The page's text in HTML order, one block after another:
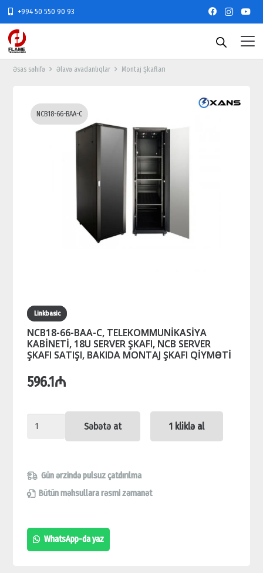
+994 50 550 90 93
Əsas səhifə Əlavə avadanlıqlar Montaj Şkafları
NCB18-66-BAA-C
Linkbasic
NCB18-66-BAA-C, TELEKOMMUNİKASİYA
KABİNETİ, 18U SERVER ŞKAFI, NCB SERVER
ŞKAFI SATIŞI, BAKIDA MONTAJ ŞKAFI QİYMƏTİ
596.1 ₼
NCB18-
C,
TELEKOMMUNİKASİYA
18U
SERVER
Səbətə at 1 kliklə al
Gün ərzində pulsuz çatdırılma
Bütün məhsullara rəsmi zəmanət
WhatsApp-da yaz